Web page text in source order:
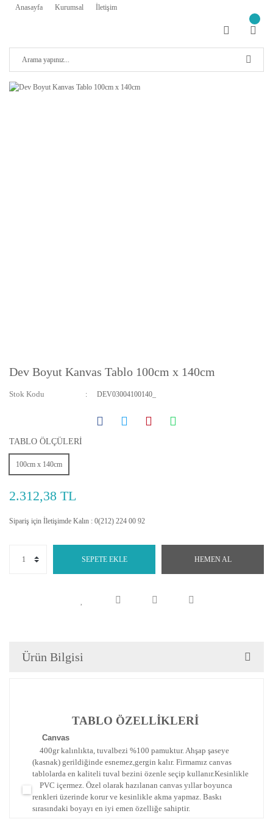
Anasayfa Kurumsal İletişim
Dev Boyut Kanvas Tablo 100cm x 140cm
Stok Kodu DEV03004100140_
TABLO ÖLÇÜLERİ
100cm x 140cm
2.312,38 TL
Sipariş için İletişimde Kalın : 0(212) 224 00 92
SEPETE EKLE HEMEN AL
Ürün Bilgisi
TABLO ÖZELLİKLERİ
Canvas
400gr kalınlıkta, tuvalbezi %100 pamuktur. Ahşap şaseye
(kasnak) gerildiğinde esnemez,gergin kalır. Firmamız canvas
tablolarda en kaliteli tuval bezini özenle seçip kullanır.Kesinlikle
PVC içermez. Özel olarak hazılanan canvas yıllar boyunca
renkleri üzerinde korur ve kesinlikle akma yapmaz. Baskı
sırasındaki boyayı en iyi emen özelliğe sahiptir.